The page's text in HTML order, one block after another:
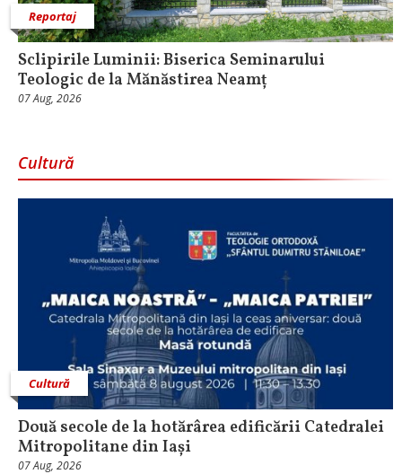
Reportaj
Sclipirile Luminii: Biserica Seminarului
Teologic de la Mănăstirea Neamț
07 Aug, 2026
Cultură
Cultură
Două secole de la hotărârea edificării Catedralei
Mitropolitane din Iași
07 Aug, 2026